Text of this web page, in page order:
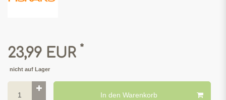
23,99 EUR *
nicht auf Lager
In den Warenkorb